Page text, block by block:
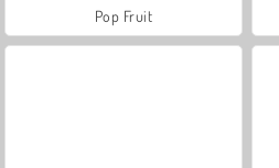
Pop Fruit